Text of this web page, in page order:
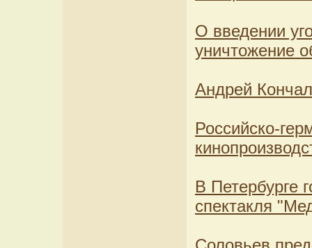
О введении
уничтожение
Андрей
Российско-
В Петербурге
спектакля